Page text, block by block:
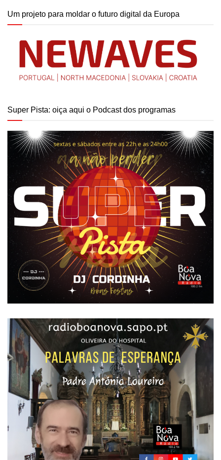
Um projeto para moldar o futuro digital da Europa
Super Pista: oiça aqui o Podcast dos programas